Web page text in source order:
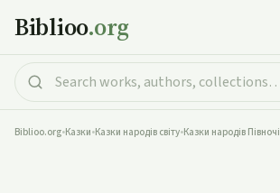
Biblioo.org
Biblioo.org•Казки•Казки народів світу•Казки народів Півночі